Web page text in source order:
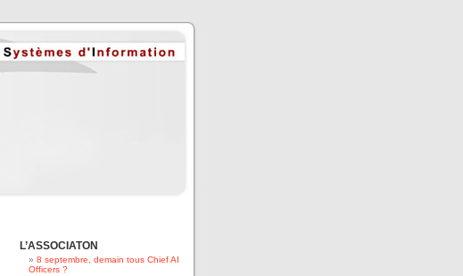
L’ASSOCIATON
8 septembre, demain tous Chief AI
Officers ?